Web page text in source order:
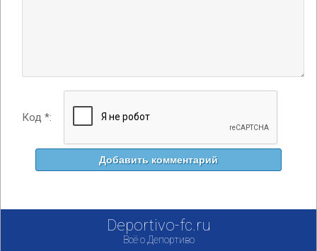
Код *:
Deportivo-fc.ru
Всё о Депортиво